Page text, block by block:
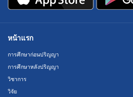
หน้าแรก
การศึกษาก่อนปริญญา
การศึกษาหลังปริญญา
วิชาการ
วิจัย